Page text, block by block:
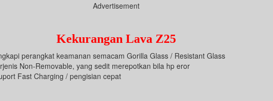
Advertisement
Kekurangan Lava Z25
perangkat keamanan semacam Gorilla Glass / Resistant Glass
Non-Removable, yang sedit merepotkan bila hp eror
Fast Charging / pengisian cepat